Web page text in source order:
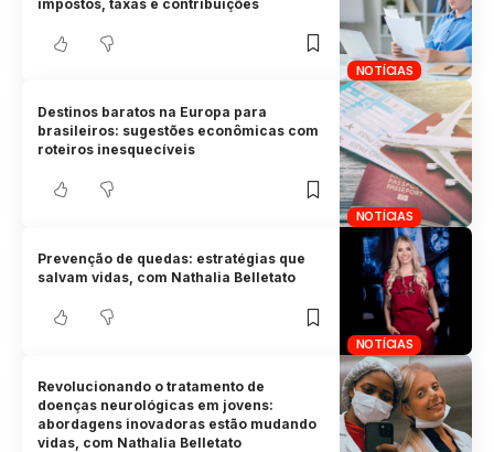
NOTÍCIAS
impostos, taxas e contribuições
NOTÍCIAS
Destinos baratos na Europa para
brasileiros: sugestões econômicas com
roteiros inesquecíveis
NOTÍCIAS
Prevenção de quedas: estratégias que
salvam vidas, com Nathalia Belletato
Revolucionando o tratamento de
doenças neurológicas em jovens:
abordagens inovadoras estão mudando
vidas, com Nathalia Belletato